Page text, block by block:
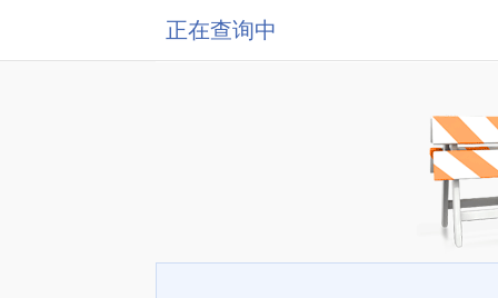
正在查询中